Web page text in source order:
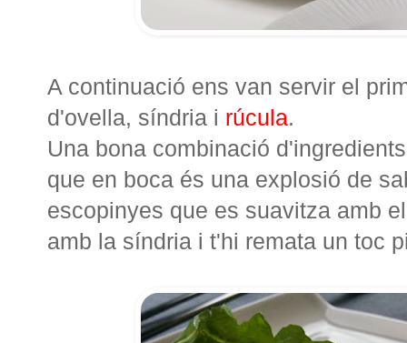
A continuació ens van servir el
d'ovella, síndria i rúcula.
Una bona combinació
que en boca és una explosió de
escopinyes que es suavitza amb
amb la síndria i t'hi remata un toc